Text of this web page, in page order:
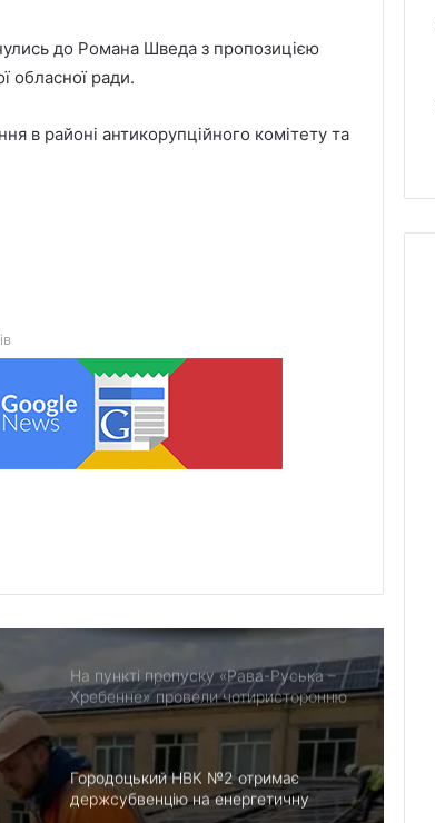
до Романа Шведа з пропозицією
обласної ради.
в районі антикорупційного комітету та
Великомостівський ліцей увійшов до
переліку 12 закладів, що отримають
держсубвенцію на енергостійкість
День лазерної корекції: як насправді
трекінгове взуття
На пункті пропуску «Рава-Руська –
Хребенне» провели чотиристоронню
нараду щодо руху вантажів
Городоцький НВК №2 отримає
держсубвенцію на енергетичну